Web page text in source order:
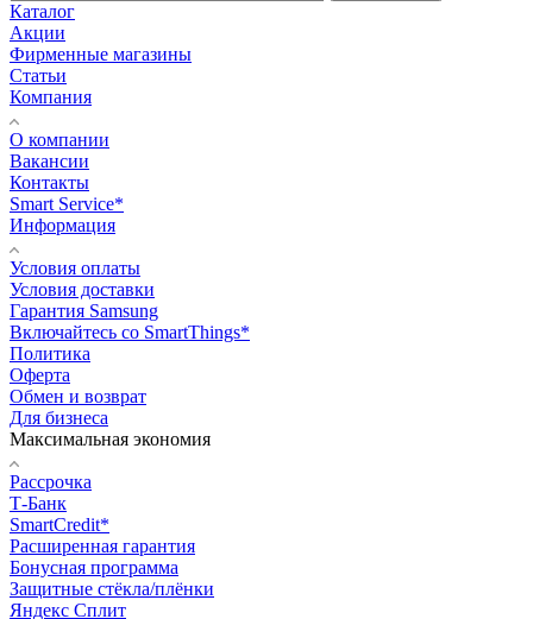
Каталог
Акции
Фирменные магазины
Статьи
Компания
О компании
Вакансии
Контакты
Smart Service*
Информация
Условия оплаты
Условия доставки
Гарантия Samsung
Включайтесь со SmartThings*
Политика
Оферта
Обмен и возврат
Для бизнеса
Максимальная экономия
Рассрочка
Т-Банк
SmartCredit*
Расширенная гарантия
Бонусная программа
Защитные стёкла/плёнки
Яндекс Сплит